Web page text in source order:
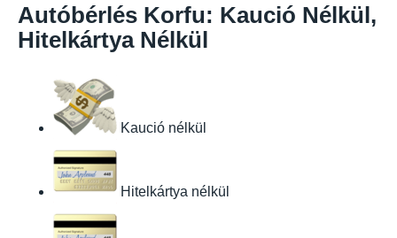
Autóbérlés Korfu: Kaució Nélkül,
Hitelkártya Nélkül
Kaució nélkül
Hitelkártya nélkül